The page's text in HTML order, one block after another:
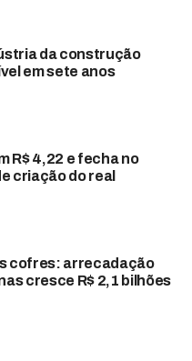
da construção
em sete anos
R$ 4,22 e fecha no
criação do real
cofres: arrecadação
cresce R$ 2,1 bilhões